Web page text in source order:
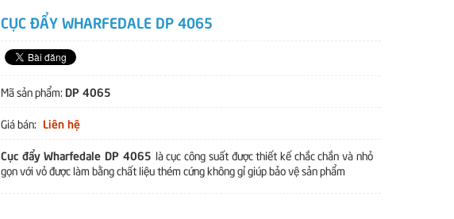
CỤC ĐẨY WHARFEDALE DP 4065
Mã sản phẩm: DP 4065
Giá bán: Liên hệ
Cục đẩy Wharfedale DP 4065 là cục công suất được thiết kế chắc chắn và nhỏ
gọn với vỏ được làm bằng chất liệu thém cứng không gỉ giúp bảo vệ sản phẩm